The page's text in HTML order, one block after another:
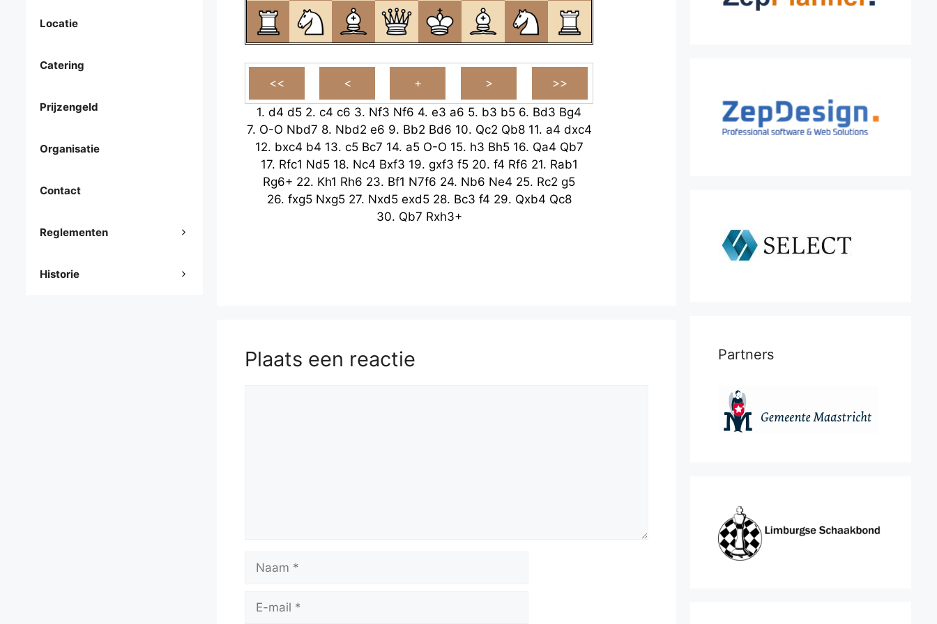
1. d4 d5 2. c4 c6 3. Nf3 Nf6 4. e3 a6 5. b3 b5 6. Bd3 Bg4
7. O-O Nbd7 8. Nbd2 e6 9. Bb2 Bd6 10. Qc2 Qb8 11. a4 dxc4
12. bxc4 b4 13. c5 Bc7 14. a5 O-O 15. h3 Bh5 16. Qa4 Qb7
17. Rfc1 Nd5 18. Nc4 Bxf3 19. gxf3 f5 20. f4 Rf6 21. Rab1
Rg6+ 22. Kh1 Rh6 23. Bf1 N7f6 24. Nb6 Ne4 25. Rc2 g5
26. fxg5 Nxg5 27. Nxd5 exd5 28. Bc3 f4 29. Qxb4 Qc8
30. Qb7 Rxh3+
Plaats een reactie
mail
Locatie
Catering
Prijzengeld
Organisatie
Contact
Reglementen
Historie
Partners